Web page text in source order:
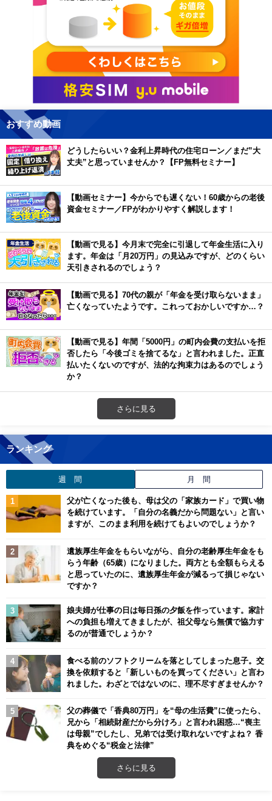
おすすめ動画
どうしたらいい？金利上昇時代の住宅ローン／まだ”大
丈夫”と思っていませんか？【FP無料セミナー】
【動画セミナー】今からでも遅くない！60歳からの老後
資金セミナー／FPがわかりやすく解説します！
【動画で見る】今月末で完全に引退して年金生活に入り
ます。年金は「月20万円」の見込みですが、どのくらい
天引きされるのでしょう？
【動画で見る】70代の親が「年金を受け取らないまま」
亡くなっていたようです。これっておかしいですか…？
【動画で見る】年間「5000円」の町内会費の支払いを拒
否したら「今後ゴミを捨てるな」と言われました。正直
払いたくないのですが、法的な拘束力はあるのでしょう
か？
さらに見る
ランキング
週 間 月 間
父が亡くなった後も、母は父の「家族カード」で買い物
を続けています。「自分の名義だから問題ない」と言い
ますが、このまま利用を続けてもよいのでしょうか？
遺族厚生年金をもらいながら、自分の老齢厚生年金をも
らう年齢（65歳）になりました。両方とも全額もらえる
と思っていたのに、遺族厚生年金が減るって損じゃない
ですか？
娘夫婦が仕事の日は毎日孫の夕飯を作っています。家計
への負担も増えてきましたが、祖父母なら無償で協力す
るのが普通でしょうか？
食べる前のソフトクリームを落としてしまった息子。交
換を依頼すると「新しいものを買ってください」と言わ
れました。わざとではないのに、理不尽すぎませんか？
父の葬儀で「香典80万円」を“母の生活費”に使ったら、
兄から「相続財産だから分けろ」と言われ困惑…“喪主
は母親”でしたし、兄弟では受け取れないですよね？ 香
典をめぐる“税金と法律”
さらに見る